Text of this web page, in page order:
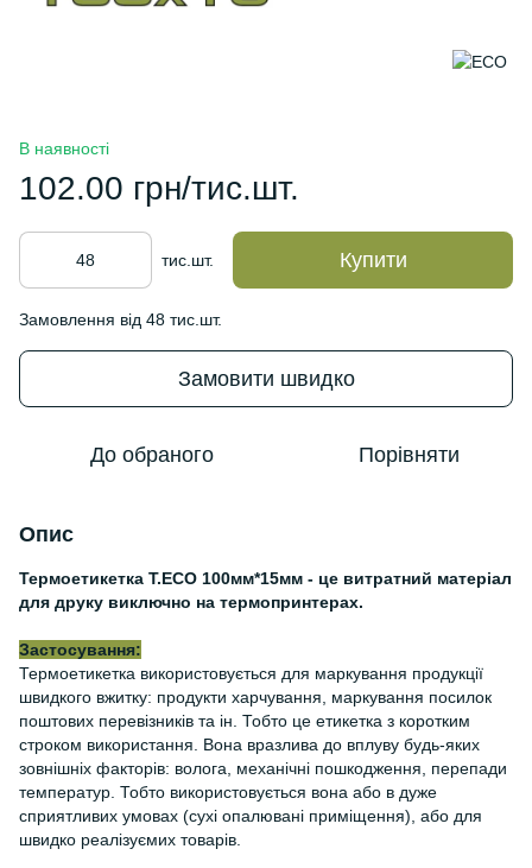
В наявності
102.00 грн/тис.шт.
тис.шт. Купити
Замовлення від 48 тис.шт.
Замовити швидко
До обраного Порівняти
Опис
Термоетикетка Т.ЕСО 100мм*15мм - це витратний матеріал
для друку виключно на термопринтерах.
Застосування:
Термоетикетка використовується для маркування продукції
швидкого вжитку: продукти харчування, маркування посилок
поштових перевізників та ін. Тобто це етикетка з коротким
строком використання. Вона вразлива до вплуву будь-яких
зовнішніх факторів: волога, механічні пошкодження, перепади
температур. Тобто використовується вона або в дуже
сприятливих умовах (сухі опалювані приміщення), або для
швидко реалізуємих товарів.